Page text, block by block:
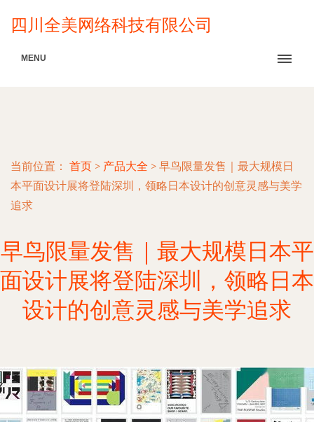
四川全美网络科技有限公司
MENU
当前位置： 首页 > 产品大全 > 早鸟限量发售｜最大规模日
本平面设计展将登陆深圳，领略日本设计的创意灵感与美学
追求
早鸟限量发售｜最大规模日本平
面设计展将登陆深圳，领略日本
设计的创意灵感与美学追求